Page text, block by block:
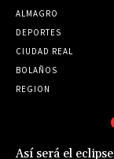
ALMAGRO
DEPORTES
CIUDAD REAL
BOLAÑOS
REGION
Así será el